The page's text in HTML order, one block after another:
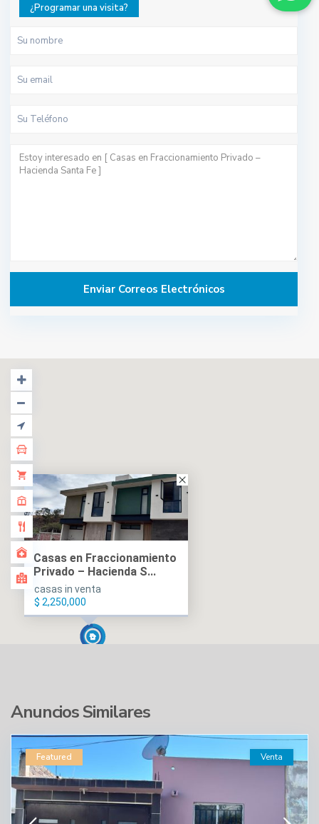
¿Programar una visita?
Casas en Fraccionamiento
Privado – Hacienda S...
casas in venta
$ 2,250,000
Anuncios Similares
Featured Venta